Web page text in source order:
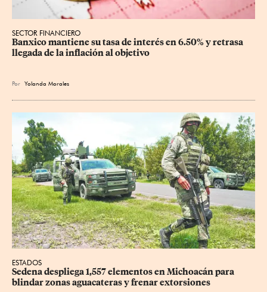
SECTOR FINANCIERO
Banxico mantiene su tasa de interés en 6.50% y retrasa
llegada de la inflación al objetivo
Por Yolanda Morales
ESTADOS
Sedena despliega 1,557 elementos en Michoacán para
blindar zonas aguacateras y frenar extorsiones